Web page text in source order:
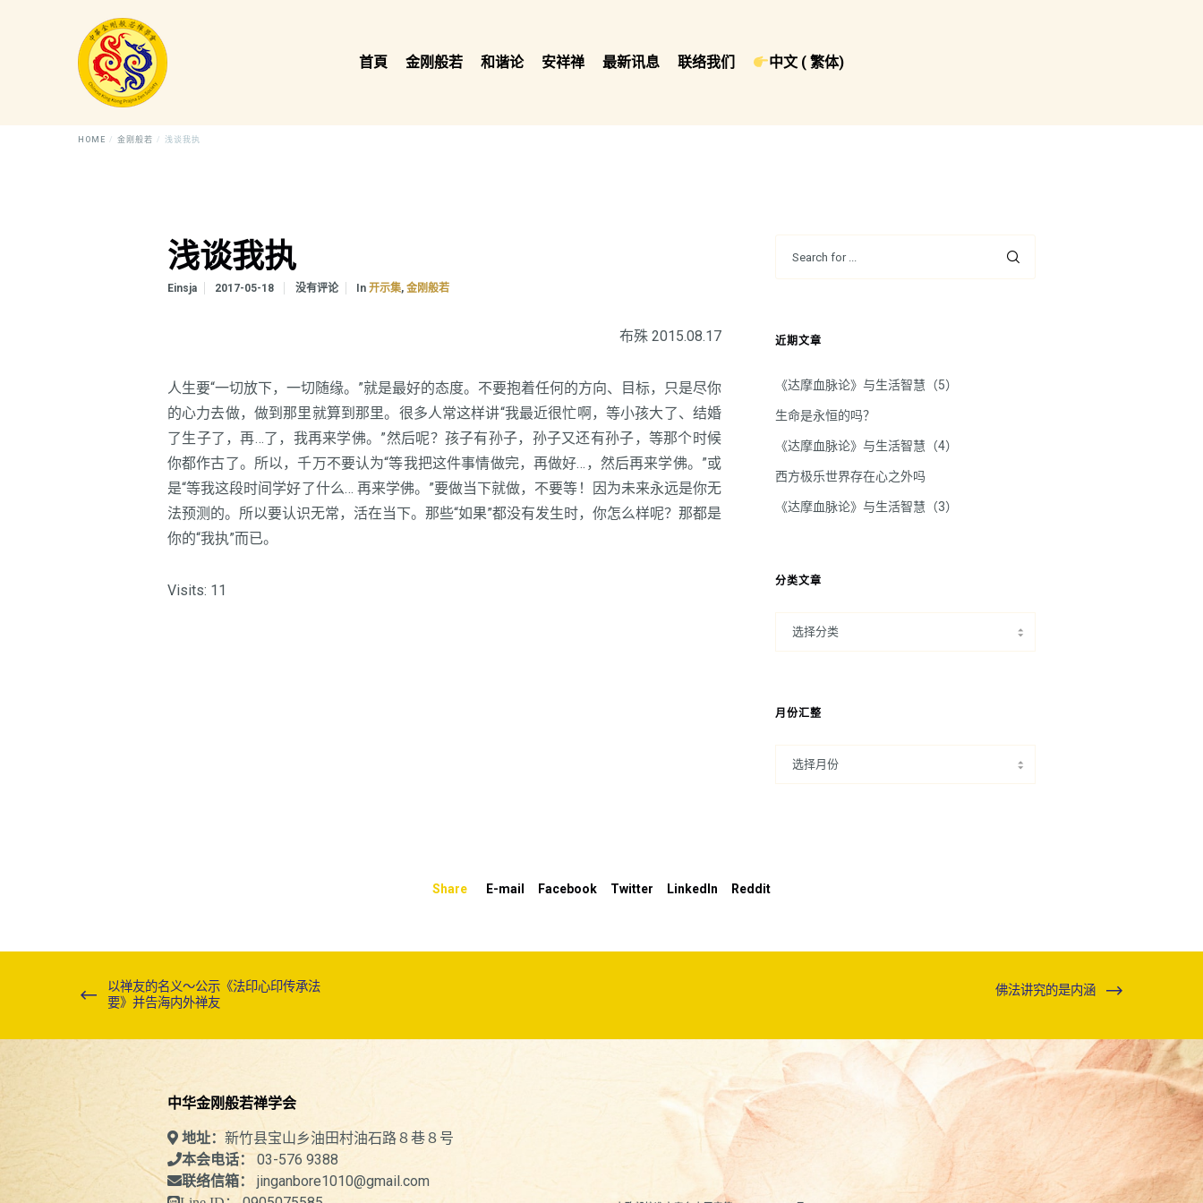
首頁 金刚般若 和谐论 安祥禅 最新讯息 联络我们 中文 ( 繁体)
HOME 金刚般若 浅谈我执
浅谈我执
Einsja 2017-05-18 没有评论 In开示集,金刚般若
布殊 2015.08.17
人生要“一切放下，一切随缘。”就是最好的态度。不要抱着任何的方向、目标，只是尽你
的心力去做，做到那里就算到那里。很多人常这样讲“我最近很忙啊，等小孩大了、结婚
了生子了，再…了，我再来学佛。”然后呢？孩子有孙子，孙子又还有孙子，等那个时候
你都作古了。所以，千万不要认为“等我把这件事情做完，再做好…，然后再来学佛。”或
是“等我这段时间学好了什么… 再来学佛。”要做当下就做，不要等！因为未来永远是你无
法预测的。所以要认识无常，活在当下。那些“如果”都没有发生时，你怎么样呢？那都是
你的“我执”而已。
Visits: 11
近期文章
《达摩血脉论》与生活智慧（5）
生命是永恒的吗？
《达摩血脉论》与生活智慧（4）
西方极乐世界存在心之外吗
《达摩血脉论》与生活智慧（3）
分类文章
月份汇整
Share E-mail Facebook Twitter LinkedIn Reddit
以禅友的名义～公示《法印心印传承法
要》并告海内外禅友
佛法讲究的是内涵
中华金刚般若禅学会
地址： 新竹县宝山乡油田村油石路８巷８号
本会电话： 03-576 9388
联络信箱： jinganbore1010@gmail.com